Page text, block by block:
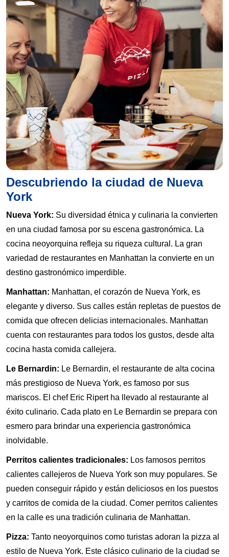
Descubriendo la ciudad de Nueva
York
Nueva York: Su diversidad étnica y culinaria la convierten
en una ciudad famosa por su escena gastronómica. La
cocina neoyorquina refleja su riqueza cultural. La gran
variedad de restaurantes en Manhattan la convierte en un
destino gastronómico imperdible.
Manhattan: Manhattan, el corazón de Nueva York, es
elegante y diverso. Sus calles están repletas de puestos de
comida que ofrecen delicias internacionales. Manhattan
cuenta con restaurantes para todos los gustos, desde alta
cocina hasta comida callejera.
Le Bernardin: Le Bernardin, el restaurante de alta cocina
más prestigioso de Nueva York, es famoso por sus
mariscos. El chef Eric Ripert ha llevado al restaurante al
éxito culinario. Cada plato en Le Bernardin se prepara con
esmero para brindar una experiencia gastronómica
inolvidable.
Perritos calientes tradicionales: Los famosos perritos
calientes callejeros de Nueva York son muy populares. Se
pueden conseguir rápido y están deliciosos en los puestos
y carritos de comida de la ciudad. Comer perritos calientes
en la calle es una tradición culinaria de Manhattan.
Pizza: Tanto neoyorquinos como turistas adoran la pizza al
estilo de Nueva York. Este clásico culinario de la ciudad se